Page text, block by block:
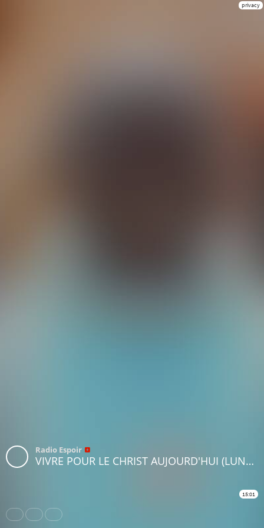
privacy
Radio Espoir
VIVRE POUR LE CHRIST AUJOURD'HUI (LUNDI 16 OCTOBRE 2023)
15:01
Share